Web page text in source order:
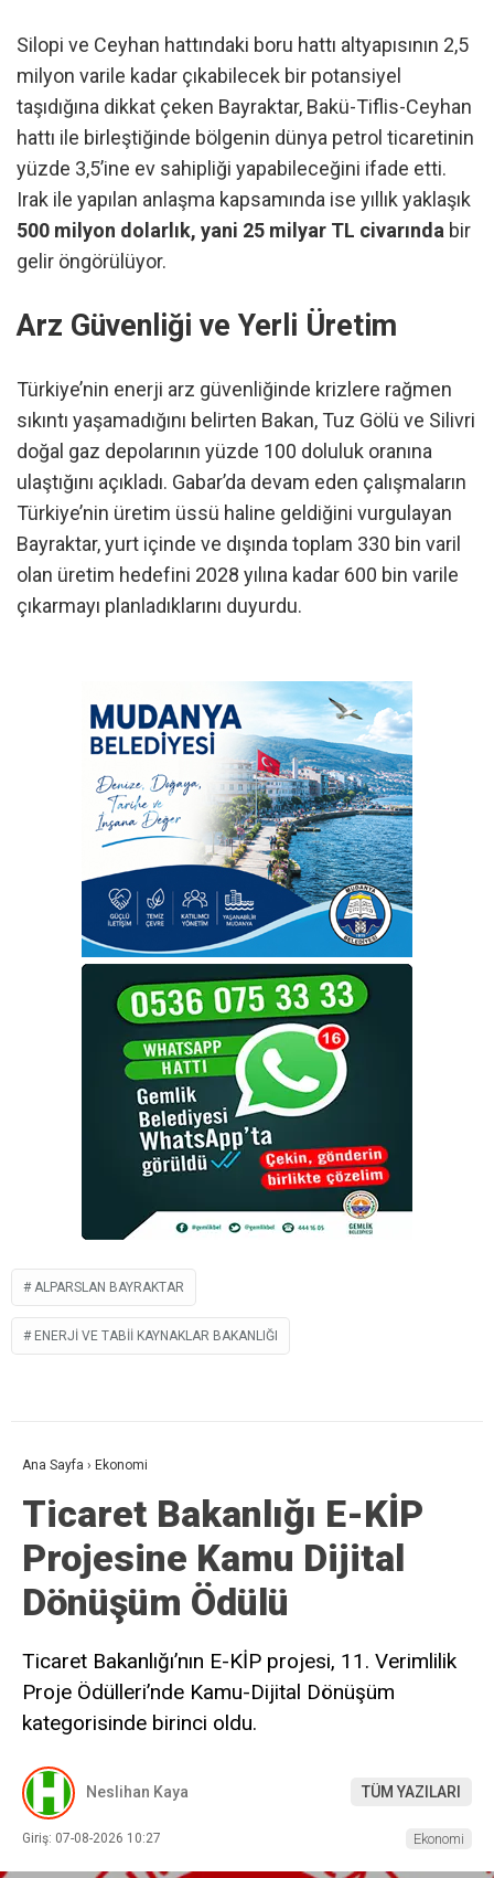
Silopi ve Ceyhan hattındaki boru hattı altyapısının 2,5
milyon varile kadar çıkabilecek bir potansiyel
taşıdığına dikkat çeken Bayraktar, Bakü-Tiflis-Ceyhan
hattı ile birleştiğinde bölgenin dünya petrol ticaretinin
yüzde 3,5’ine ev sahipliği yapabileceğini ifade etti.
Irak ile yapılan anlaşma kapsamında ise yıllık yaklaşık
500 milyon dolarlık, yani 25 milyar TL civarında bir
gelir öngörülüyor.
Arz Güvenliği ve Yerli Üretim
Türkiye’nin enerji arz güvenliğinde krizlere rağmen
sıkıntı yaşamadığını belirten Bakan, Tuz Gölü ve Silivri
doğal gaz depolarının yüzde 100 doluluk oranına
ulaştığını açıkladı. Gabar’da devam eden çalışmaların
Türkiye’nin üretim üssü haline geldiğini vurgulayan
Bayraktar, yurt içinde ve dışında toplam 330 bin varil
olan üretim hedefini 2028 yılına kadar 600 bin varile
çıkarmayı planladıklarını duyurdu.
ALPARSLAN BAYRAKTAR
ENERJI VE TABII KAYNAKLAR BAKANLIĞI
Ana Sayfa › Ekonomi
Ticaret Bakanlığı E-KİP
Projesine Kamu Dijital
Dönüşüm Ödülü
Ticaret Bakanlığı’nın E-KİP projesi, 11. Verimlilik
Proje Ödülleri’nde Kamu-Dijital Dönüşüm
kategorisinde birinci oldu.
Neslihan Kaya TÜM YAZILARI
Giriş: 07-08-2026 10:27 Ekonomi